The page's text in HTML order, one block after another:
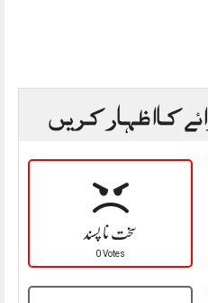
کا اظہار کریں
سخت نا پسند
0 Votes